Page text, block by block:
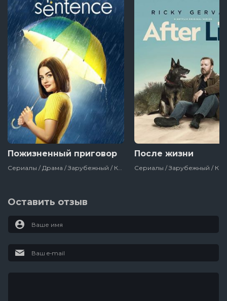
Пожизненный приговор После жизни
Оставить отзыв